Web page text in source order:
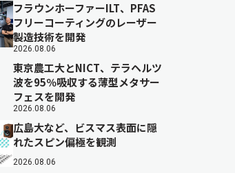
フラウンホーファーILT、PFAS
フリーコーティングのレーザー
製造技術を開発
2026.08.06
東京農工大とNICT、テラヘルツ
波を95％吸収する薄型メタサー
フェスを開発
2026.08.06
広島大など、ビスマス表面に隠
れたスピン偏極を観測
2026.08.06